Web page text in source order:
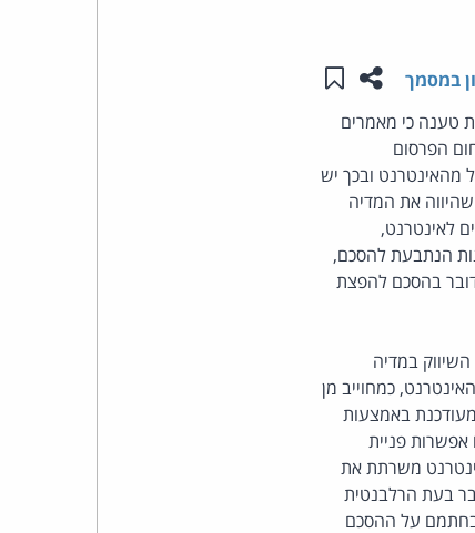
שתפו עמוד זה
שמור ב"תכנים שלי"
במסמך
טענה כי מאמרים
הפרסום
מהאינטרנט ובכך יש
את המדיה
לאינטרנט,
הנתבעת להסכם,
בהסכם להפצת
השיווק במדיה
האינטרנט, כמחוייב מן
באמצעות
נוכח אפשרות פניית
משרתת את
בעת הרלבנטית
בחתמם על ההסכם